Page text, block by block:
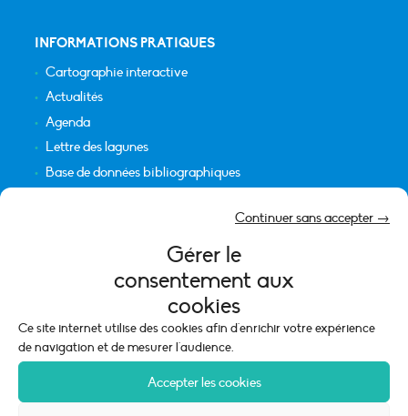
Gérer le
consentement aux
cookies
Ce site internet utilise des cookies afin d'enrichir votre expérience
de navigation et de mesurer l'audience.
Accepter les cookies
Continuer sans accepter →
INFORMATIONS PRATIQUES
Cartographie interactive
Actualités
Agenda
Lettre des lagunes
Base de données bibliographiques
Mentions légales
Politique de cookies (UE)